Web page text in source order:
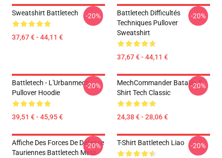
Sweatshirt Battletech
37,67 € - 44,11 €
-20%
Battletech Difficultés
Techniques Pullover
Sweatshirt
37,67 € - 44,11 €
-20%
Battletech - L'Urbanmech
Pullover Hoodie
39,51 € - 45,95 €
-20%
MechCommander Bataille T-
Shirt Tech Classic
24,38 € - 28,06 €
-20%
Affiche Des Forces De Défense
Tauriennes Battletech Mess
-20% T-Shirt Battletech Liao -20%